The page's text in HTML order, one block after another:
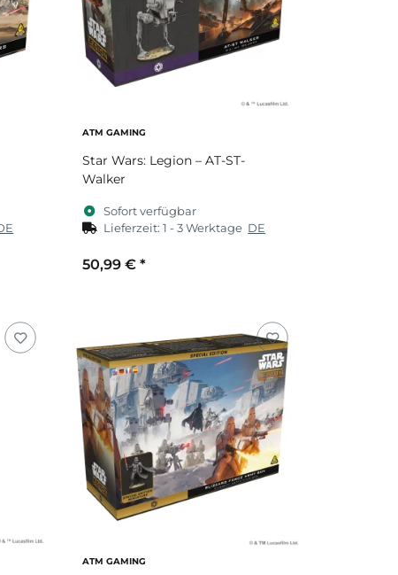
ATM GAMING
Star Wars: Legion – AT-ST-
Walker
Sofort verfügbar
Lieferzeit:1 - 3 Werktage DE
50,99 € *
ATM GAMING